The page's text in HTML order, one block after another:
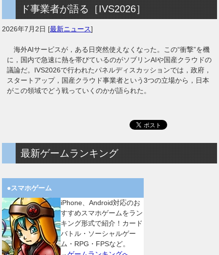
ド事業者が語る［IVS2026］
2026年7月2日 [最新ニュース]
海外AIサービスが，ある日突然使えなくなった。この“衝撃”を機
に，国内で急速に熱を帯びているのがソブリンAIや国産クラウドの
議論だ。IVS2026で行われたパネルディスカッションでは，政府，
スタートアップ，国産クラウド事業者という3つの立場から，日本
がこの領域でどう戦っていくのかが語られた。
最新ゲームランキング
●スマホゲーム
iPhone、Android対応のお
すすめスマホゲームをラン
キング形式で紹介！カード
バトル・ソーシャルゲー
ム・RPG・FPSなど。